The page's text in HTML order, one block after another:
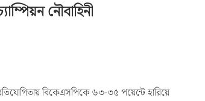
নৌবাহিনী
বিকেএসপিকে ৬৩-৩৫ পয়েন্টে হারিয়ে